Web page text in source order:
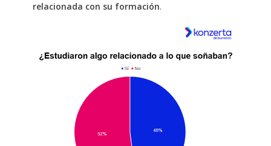
relacionada con su formación.